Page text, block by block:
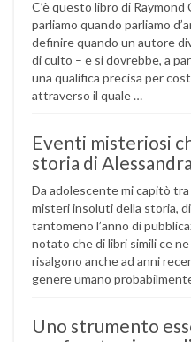
C’è questo libro di
parliamo quando parliamo
definire quando un autore
di culto – e si dovrebbe, a
una qualifica precisa per
attraverso il quale …
Eventi misteriosi
storia di
Da adolescente mi capitò
misteri insoluti della storia,
tantomeno l’anno di
notato che di libri simili ce
risalgono anche ad anni
genere umano
Uno strumento